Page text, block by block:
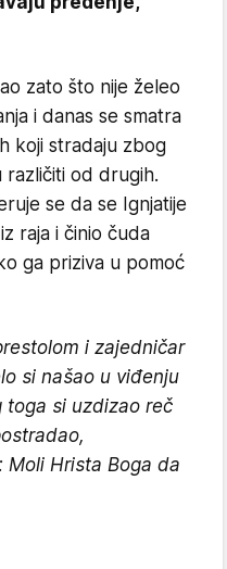
zato što nije želeo
i danas se smatra
koji stradaju zbog
različiti od drugih.
se da se Ignjatije
raja i činio čuda
ga priziva u pomoć
i zajedničar
si našao u viđenju
toga si uzdizao reč
Moli Hrista Boga da